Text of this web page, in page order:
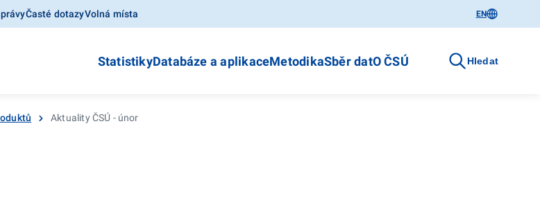
Časté dotazyVolná místa EN
StatistikyDatabáze a aplikaceMetodikaSběr datO ČSÚ Hledat
Aktuality ČSÚ - únor